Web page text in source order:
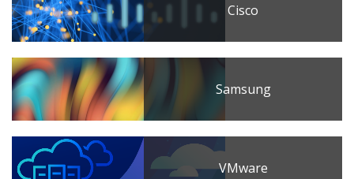
Cisco
Samsung
VMware